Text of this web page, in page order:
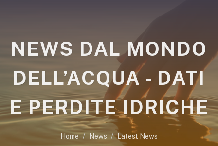
NEWS DAL MONDO
DELL’ACQUA - DATI
E PERDITE IDRICHE
Home News Latest News